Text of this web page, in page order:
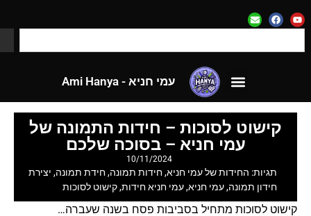
עמי חניא - Ami Hanya
קישוט לסוכות – חידות התמונה של
עמי חניא – בסוכה שלכם
10/11/2024
תגיות:החידות של עמי חניא,חידות תמונה,חידת תמונה,יצירת
חידון תמונה,עמי חניא,עמי חניא חידות,קישוט לסוכות
קישוט לסוכות מתחיל בסביבות פסח בשנה שעברה…